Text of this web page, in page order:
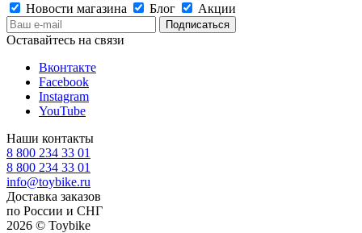
Новости магазина
Блог Акции
Оставайтесь на связи
Вконтакте
Facebook
Instagram
YouTube
Наши контакты
8 800 234 33 01
8 800 234 33 01
info@toybike.ru
Доставка заказов
по России и СНГ
2026 © Toybike